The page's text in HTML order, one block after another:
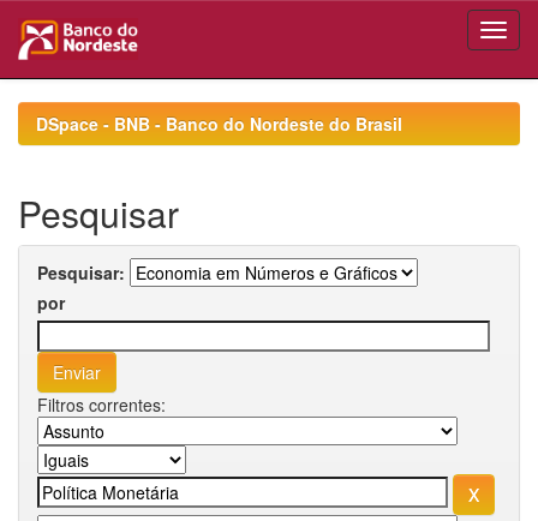
navigationDSpace - BNB - Banco do Nordeste do Brasil
Pesquisar
Pesquisar:
por
Filtros correntes: